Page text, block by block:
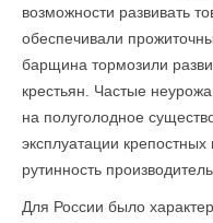
возможности развивать
обеспечивали
барщина тормозили
крестьян. Частые
на полуголодное
эксплуатации крепостных
рутинность
Для России было